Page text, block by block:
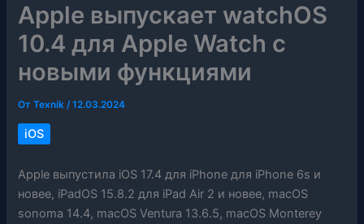
Apple выпускает watchOS
10.4 для Apple Watch с
новыми функциями
ОтTexnik/12.03.2024
iOS
Apple выпустила iOS 17.4 для iPhone для iPhone 6s и
новее, iPadOS 15.8.2 для iPad Air 2 и новее, macOS
sonoma 14.4, macOS Ventura 13.6.5, macOS Monterey